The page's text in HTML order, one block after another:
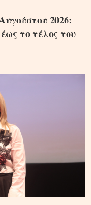
2026:
το τέλος του